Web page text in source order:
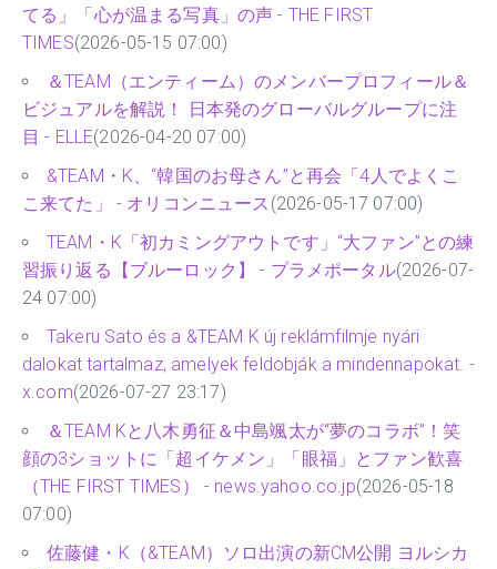
てる」「心が温まる写真」の声 - THE FIRST
TIMES(2026-05-15 07:00)
＆TEAM（エンティーム）のメンバープロフィール＆
ビジュアルを解説！ 日本発のグローバルグループに注
目 - ELLE(2026-04-20 07:00)
&TEAM・K、“韓国のお母さん”と再会「4人でよくこ
こ来てた」 - オリコンニュース (2026-05-17 07:00)
TEAM・K「初カミングアウトです」“大ファン”との練
習振り返る【ブルーロック】 - プラメポータル(2026-07-
24 07:00)
Takeru Sato és a &TEAM K új reklámfilmje nyári
dalokat tartalmaz, amelyek feldobják a mindennapokat. -
x.com(2026-07-27 23:17)
＆TEAM Kと八木勇征＆中島颯太が“夢のコラボ”！笑
顔の3ショットに「超イケメン」「眼福」とファン歓喜
（THE FIRST TIMES） - news.yahoo.co.jp(2026-05-18
07:00)
佐藤健・K（&TEAM）ソロ出演の新CM公開 ヨルシカ